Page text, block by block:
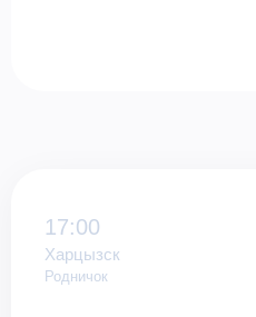
17:00
Харцызск
Родничок